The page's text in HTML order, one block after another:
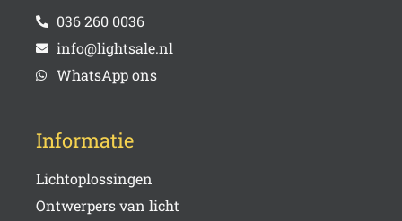
036 260 0036
info@lightsale.nl
WhatsApp ons
Informatie
Lichtoplossingen
Ontwerpers van licht